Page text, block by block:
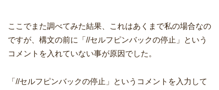
ここでまた調べてみた結果、これはあくまで私の場合なの
ですが、構文の前に「//セルフピンバックの停止」という
コメントを入れていない事が原因でした。
「//セルフピンバックの停止」というコメントを入力して